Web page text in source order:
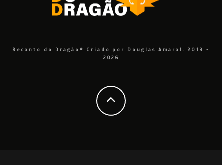
Recanto do Dragão® Criado por Douglas Amaral. 2013 -
2026